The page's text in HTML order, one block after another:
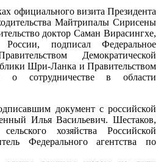
официального визита Президента
Майтрипалы Сирисены
доктор Саман Вирасингхе,
подписал Федеральное
Демократической
Шри-Ланка и Правительством
о сотрудничестве в области
документ с российской
Илья Васильевич. Шестаков,
хозяйства Российской
Федерального агентства по